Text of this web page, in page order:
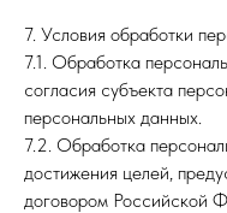
7. Условия обработки
7.1. Обработка
согласия субъекта
персональных данных.
7.2. Обработка
достижения целей,
договором Российской